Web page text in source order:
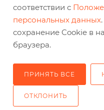
соответствии с
персональных данных
сохранение Cookie в
браузера.
ПРИНЯТЬ ВСЕ
ОТКЛОНИТЬ